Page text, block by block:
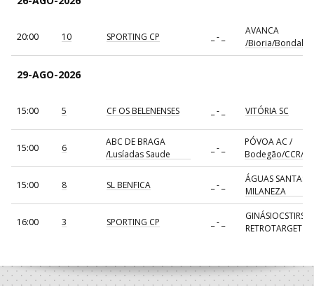
20:00 10 SPORTING CP _ - _
AVANCA
/Bioria/Bondalti
29-AGO-2026
15:00 5 CF OS BELENENSES _ - _ VITÓRIA SC
15:00 6
ABC DE BRAGA
/Lusíadas Saude
_ - _
PÓVOA AC /
Bodegão/CCR/
15:00 8 SL BENFICA _ - _
ÁGUAS SANTAS
MILANEZA
16:00 3 SPORTING CP _ - _
RETROTARGET
18:00 7
AVANCA
_ - _ FC PORTO